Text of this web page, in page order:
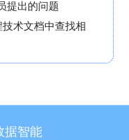
提出的问题
术文档中查找相
据智能